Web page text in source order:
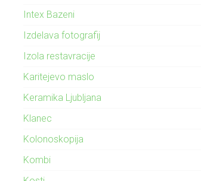
Intex Bazeni
Izdelava fotografij
Izola restavracije
Karitejevo maslo
Keramika Ljubljana
Klanec
Kolonoskopija
Kombi